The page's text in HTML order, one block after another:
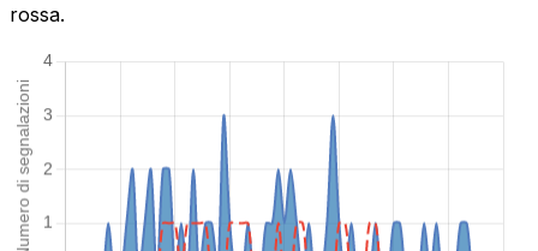
rossa.